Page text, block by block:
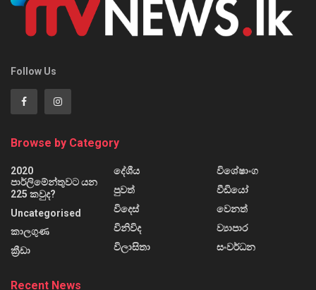
Follow Us
Browse by Category
2020
පාර්ලිමේන්තුවට යන
225 කවුද?
Uncategorised
කාලගුණ
ක්‍රීඩා
දේශීය
පුවත්
විදෙස්
විනිවිද
විලාසිතා
විශේෂාංග
වීඩියෝ
වෙනත්
ව්‍යාපාර
සංවර්ධන
Recent News